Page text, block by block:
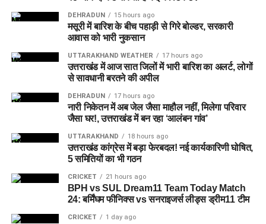
इसी समस्या को ध्यान में रखते हुए विभाग अब ऐसा इंफ्रास्ट्रक्चर तैयार
करने की दिशा में काम कर रहा है, जहां रहने वाले लोगों को संस्थागत माहौल
के बजाय परिवार जैसा वातावरण मिल सके।
16 घरों में मिलेगा परिवार जैसा माहौल
प्रस्तावित आलंबन गांव में कॉटेज और छोटे घर विकसित किए जाएंगे। यहां
एक परिवार की तर्ज पर लोगों को रखा जाएगा। योजना के मुताबिक, एक
यूनिट में करीब दो महिलाएं, चार बच्चे और एक किशोरी को शामिल किया
जाएगा। इस तरह उन्हें एक परिवार की तरह साथ रहने का अवसर मिलेगा।
हर यूनिट में अलग किचन जैसी सुविधाएं भी होंगी, ताकि वहां रहने वाली
महिलाओं और बच्चों को रोजमर्रा के जीवन में ज्यादा स्वतंत्रता और जिम्मेदारी
का अनुभव हो सके। प्रस्तावित परिसर में कुल 16 घर विकसित किए
जाएंगे, जिनमें करीब 88 लोगों के रहने की व्यवस्था होगी।
DEHRADUN 15 hours ago
मसूरी में बारिश के बीच पहाड़ी से गिरे बोल्डर, सरकारी
आवास को भारी नुकसान
UTTARAKHAND WEATHER 17 hours ago
उत्तराखंड में आज सात जिलों में भारी बारिश का अलर्ट, लोगों
से सावधानी बरतने की अपील
DEHRADUN 17 hours ago
नारी निकेतन में अब जेल जैसा माहौल नहीं, मिलेगा परिवार
जैसा घर!, उत्तराखंड में बन रहा ‘आलंबन गांव’
UTTARAKHAND 18 hours ago
उत्तराखंड कांग्रेस में बड़ा फेरबदल! नई कार्यकारिणी घोषित,
5 समितियों का भी गठन
CRICKET 21 hours ago
BPH vs SUL Dream11 Team Today Match
24: बर्मिंघम फीनिक्स vs सनराइजर्स लीड्स ड्रीम11 टीम
CRICKET 1 day ago